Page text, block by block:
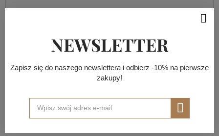
Wyślij
GDZIE NAS ZNAJDZIESZ?
SIDRO Store
NEWSLETTER
Zapisz się do naszego newslettera i odbierz -10% na pierwsze
zakupy!